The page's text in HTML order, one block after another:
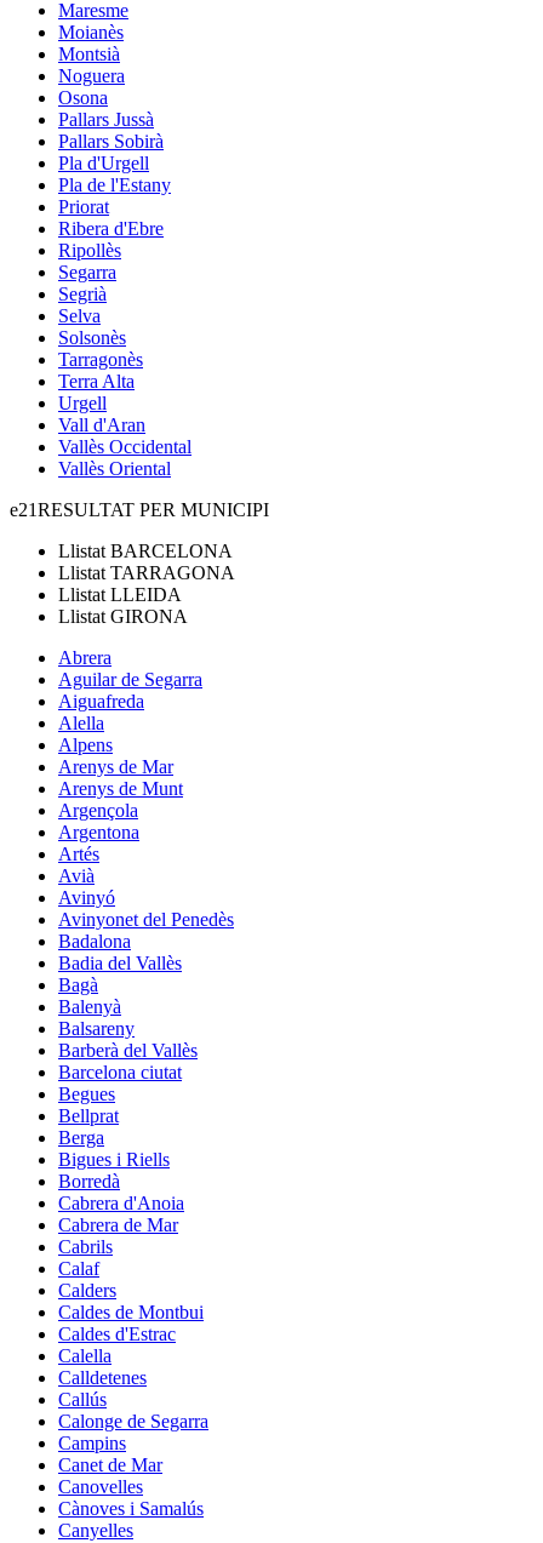
Maresme
Moianès
Montsià
Noguera
Osona
Pallars Jussà
Pallars Sobirà
Pla d'Urgell
Pla de l'Estany
Priorat
Ribera d'Ebre
Ripollès
Segarra
Segrià
Selva
Solsonès
Tarragonès
Terra Alta
Urgell
Vall d'Aran
Vallès Occidental
Vallès Oriental
e21RESULTAT PER MUNICIPI
Llistat BARCELONA
Llistat TARRAGONA
Llistat LLEIDA
Llistat GIRONA
Abrera
Aguilar de Segarra
Aiguafreda
Alella
Alpens
Arenys de Mar
Arenys de Munt
Argençola
Argentona
Artés
Avià
Avinyó
Avinyonet del Penedès
Badalona
Badia del Vallès
Bagà
Balenyà
Balsareny
Barberà del Vallès
Barcelona ciutat
Begues
Bellprat
Berga
Bigues i Riells
Borredà
Cabrera d'Anoia
Cabrera de Mar
Cabrils
Calaf
Calders
Caldes de Montbui
Caldes d'Estrac
Calella
Calldetenes
Callús
Calonge de Segarra
Campins
Canet de Mar
Canovelles
Cànoves i Samalús
Canyelles